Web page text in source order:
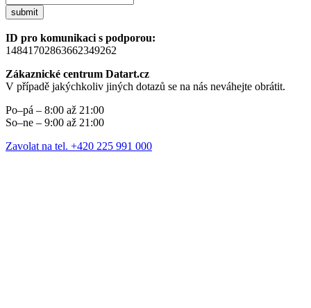
submit
ID pro komunikaci s podporou:
14841702863662349262
Zákaznické centrum Datart.cz
V případě jakýchkoliv jiných dotazů se na nás neváhejte obrátit.
Po–pá – 8:00 až 21:00
So–ne – 9:00 až 21:00
Zavolat na tel. +420 225 991 000